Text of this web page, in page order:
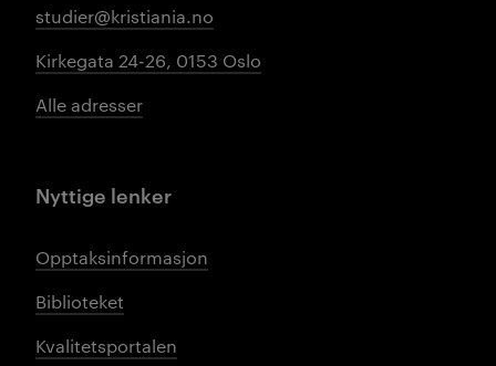
studier@kristiania.no
Kirkegata 24-26, 0153 Oslo
Alle adresser
Nyttige lenker
Opptaksinformasjon
Biblioteket
Kvalitetsportalen